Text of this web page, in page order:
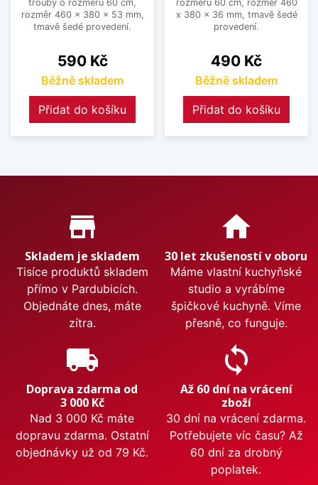
trouby o rozměru 60 cm,
rozměr 460 x 380 x 53 mm,
tmavě šedé provedení.
Cena
590 Kč
Běžně skladem
Přidat do košíku
rozměru 60 cm, rozměr 460
x 380 x 36 mm, tmavě šedé
provedení.
Cena
490 Kč
Běžně skladem
Přidat do košíku
Proč nakupovat u nás?
store_mall_directory
Skladem je skladem
Tisíce produktů skladem
přímo v Pardubicích.
Objednáte dnes, máte
zítra.
home
30 let zkušeností v oboru
Máme vlastní kuchyňské
studio a vyrábíme
špičkové kuchyně. Víme
přesně, co funguje.
local_shipping
Doprava zdarma od
3 000 Kč
Nad 3 000 Kč máte
dopravu zdarma. Ostatní
objednávky už od 79 Kč.
sync
Až 60 dní na vrácení
zboží
30 dní na vrácení zdarma.
Potřebujete víc času? Až
60 dní za drobný
poplatek.